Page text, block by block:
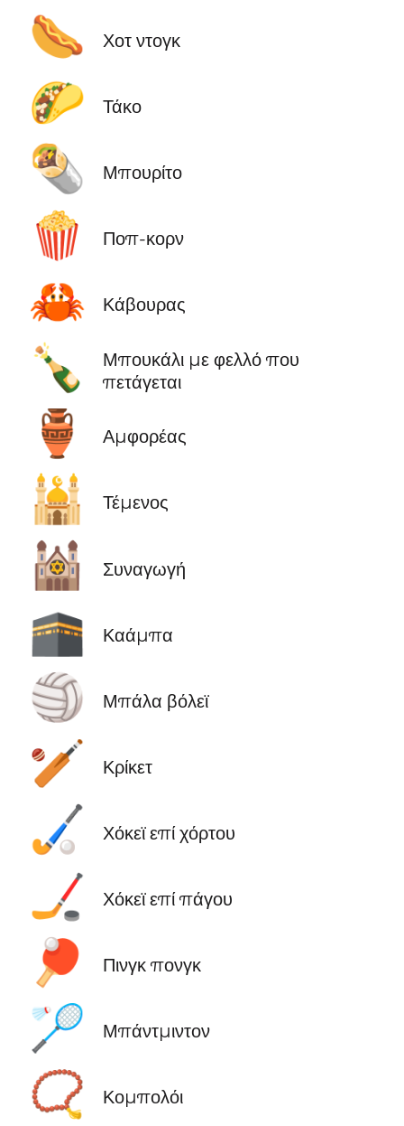
🌭 Χοτ ντογκ
🌮 Τάκο
🌯 Μπουρίτο
🍿 Ποπ-κορν
🦀 Κάβουρας
🍾
Μπουκάλι με φελλό που
πετάγεται
🏺 Αμφορέας
🕌 Τέμενος
🕍 Συναγωγή
🕋 Καάμπα
🏐 Μπάλα βόλεϊ
🏏 Κρίκετ
🏑 Χόκεϊ επί χόρτου
🏒 Χόκεϊ επί πάγου
🏓 Πινγκ πονγκ
🏸 Μπάντμιντον
📿 Κομπολόι